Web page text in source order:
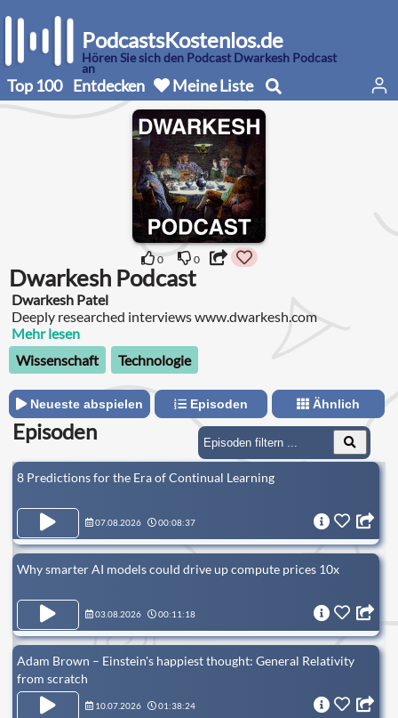
PodcastsKostenlos.de
Hören Sie sich den Podcast Dwarkesh Podcast
an
Top 100 Entdecken Meine Liste
0 0
Dwarkesh Podcast
Dwarkesh Patel
Deeply researched interviews www.dwarkesh.com
Mehr lesen
Wissenschaft
Technologie
Neueste abspielen Episoden Ähnlich
Episoden
8 Predictions for the Era of Continual Learning
07.08.2026 00:08:37
Why smarter AI models could drive up compute prices 10x
03.08.2026 00:11:18
Adam Brown – Einstein's happiest thought: General Relativity
from scratch
10.07.2026 01:38:24